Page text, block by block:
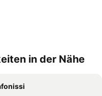
in der Nähe